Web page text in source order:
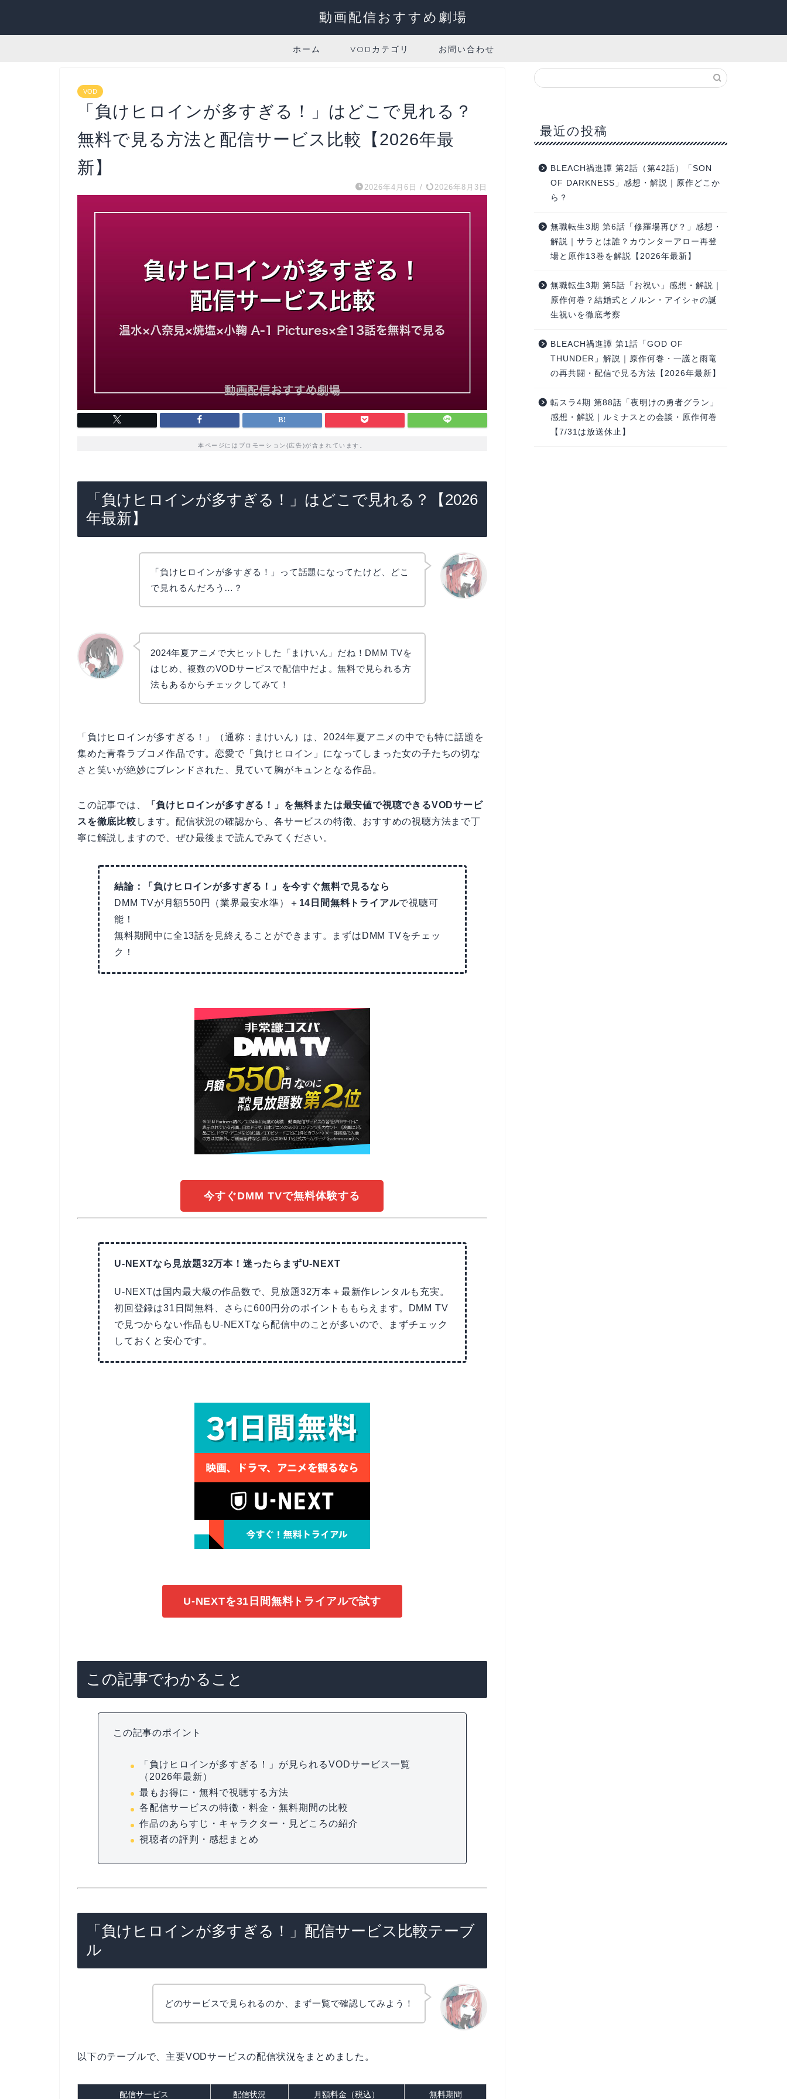
動画配信おすすめ劇場
ホーム VODカテゴリ お問い合わせ
VOD
「負けヒロインが多すぎる！」はどこで見れる？
無料で見る方法と配信サービス比較【2026年最
新】
2026年4月6日 / 2026年8月3日
本ページにはプロモーション(広告)が含まれています。
「負けヒロインが多すぎる！」はどこで見れる？【2026
年最新】
「負けヒロインが多すぎる！」って話題になってたけど、どこ
で見れるんだろう…？
2024年夏アニメで大ヒットした「まけいん」だね！DMM TVを
はじめ、複数のVODサービスで配信中だよ。無料で見られる方
法もあるからチェックしてみて！
「負けヒロインが多すぎる！」（通称：まけいん）は、2024年夏アニメの中でも特に話題を
集めた青春ラブコメ作品です。恋愛で「負けヒロイン」になってしまった女の子たちの切な
さと笑いが絶妙にブレンドされた、見ていて胸がキュンとなる作品。
この記事では、
「負けヒロインが多すぎる！」を無料または最安値で視聴できるVODサービ
スを徹底比較 します。配信状況の確認から、各サービスの特徴、おすすめの視聴方法まで丁
寧に解説しますので、ぜひ最後まで読んでみてください。
結論：「負けヒロインが多すぎる！」を今すぐ無料で見るなら
DMM TVが月額550円（業界最安水準）＋ 14日間無料トライアルで視聴可
能！
無料期間中に全13話を見終えることができます。まずはDMM TVをチェッ
ク！
今すぐDMM TVで無料体験する
U-NEXTなら見放題32万本！迷ったらまずU-NEXT
U-NEXTは国内最大級の作品数で、見放題32万本＋最新作レンタルも充実。
初回登録は31日間無料、さらに600円分のポイントももらえます。DMM TV
で見つからない作品もU-NEXTなら配信中のことが多いので、まずチェック
しておくと安心です。
U-NEXTを31日間無料トライアルで試す
この記事でわかること
この記事のポイント
「負けヒロインが多すぎる！」が見られるVODサービス一覧
（2026年最新）
最もお得に・無料で視聴する方法
各配信サービスの特徴・料金・無料期間の比較
作品のあらすじ・キャラクター・見どころの紹介
視聴者の評判・感想まとめ
「負けヒロインが多すぎる！」配信サービス比較テーブ
ル
どのサービスで見られるのか、まず一覧で確認してみよう！
以下のテーブルで、主要VODサービスの配信状況をまとめました。
配信サービス 配信状況 月額料金（税込） 無料期間
最近の投稿
BLEACH禍進譚 第2話（第42話）「SON
OF DARKNESS」感想・解説｜原作どこか
ら？
無職転生3期 第6話「修羅場再び？」感想・
解説｜サラとは誰？カウンターアロー再登
場と原作13巻を解説【2026年最新】
無職転生3期 第5話「お祝い」感想・解説｜
原作何巻？結婚式とノルン・アイシャの誕
生祝いを徹底考察
BLEACH禍進譚 第1話「GOD OF
THUNDER」解説｜原作何巻・一護と雨竜
の再共闘・配信で見る方法【2026年最新】
転スラ4期 第88話「夜明けの勇者グラン」
感想・解説｜ルミナスとの会談・原作何巻
【7/31は放送休止】